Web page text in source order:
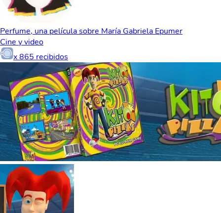
Perfume, una película sobre María Gabriela Epumer
Cine y video
x865 recibidos